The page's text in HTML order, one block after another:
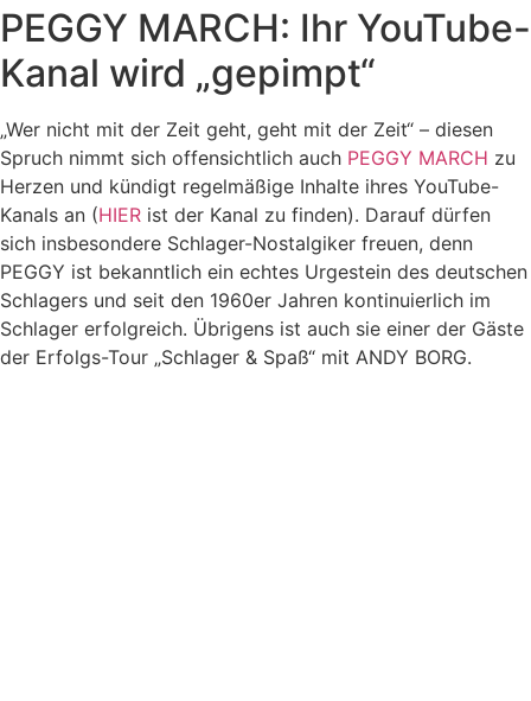
PEGGY MARCH: Ihr YouTube-
Kanal wird „gepimpt“
„Wer nicht mit der Zeit geht, geht mit der Zeit“ – diesen
Spruch nimmt sich offensichtlich auch PEGGY MARCH zu
Herzen und kündigt regelmäßige Inhalte ihres YouTube-
Kanals an (HIER ist der Kanal zu finden). Darauf dürfen
sich insbesondere Schlager-Nostalgiker freuen, denn
PEGGY ist bekanntlich ein echtes Urgestein des deutschen
Schlagers und seit den 1960er Jahren kontinuierlich im
Schlager erfolgreich. Übrigens ist auch sie einer der Gäste
der Erfolgs-Tour „Schlager & Spaß“ mit ANDY BORG.